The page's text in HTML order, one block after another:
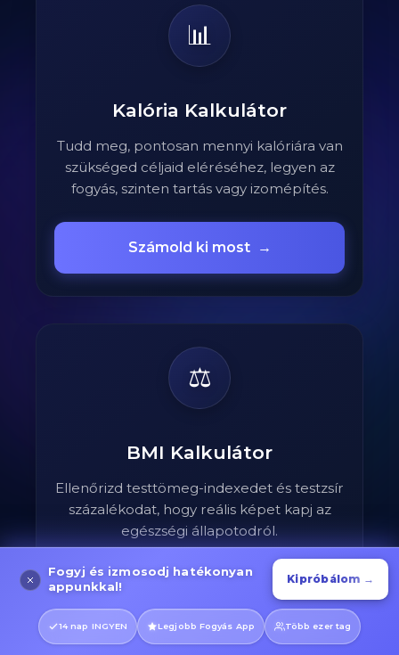
📊
Kalória Kalkulátor
Tudd meg, pontosan mennyi kalóriára van
szükséged céljaid eléréséhez, legyen az
fogyás, szinten tartás vagy izomépítés.
Számold ki most →
⚖️
BMI Kalkulátor
Ellenőrizd testtömeg-indexedet és testzsír
százalékodat, hogy reális képet kapj az
egészségi állapotodról.
Fogyj és izmosodj hatékonyan
appunkkal!
Kipróbálom →
14 nap INGYEN Legjobb Fogyás App Több ezer tag